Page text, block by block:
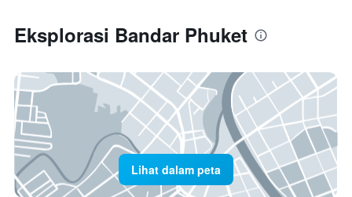
Eksplorasi Bandar Phuket
Lihat dalam peta